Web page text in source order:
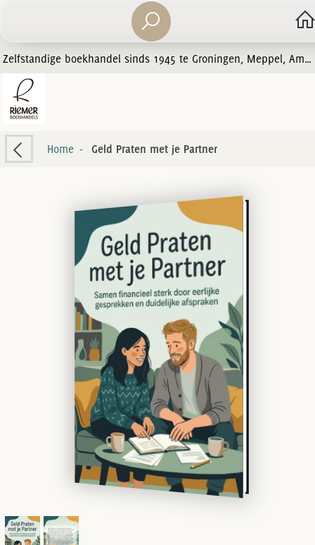
Zelfstandige boekhandel sinds 1945 te Groningen, Meppel, Amersfoort en Zwolle
Home- Geld Praten met je Partner